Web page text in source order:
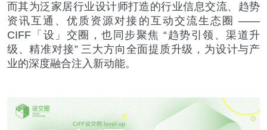
而其为泛家居行业设计师打造的行业信息交流、趋势
资讯互通、优质资源对接的互动交流生态圈 ——
CIFF「设」交圈，也同步聚焦 “趋势引领、渠道升
级、精准对接”三大方向全面提质升级，为设计与产
业的深度融合注入新动能。